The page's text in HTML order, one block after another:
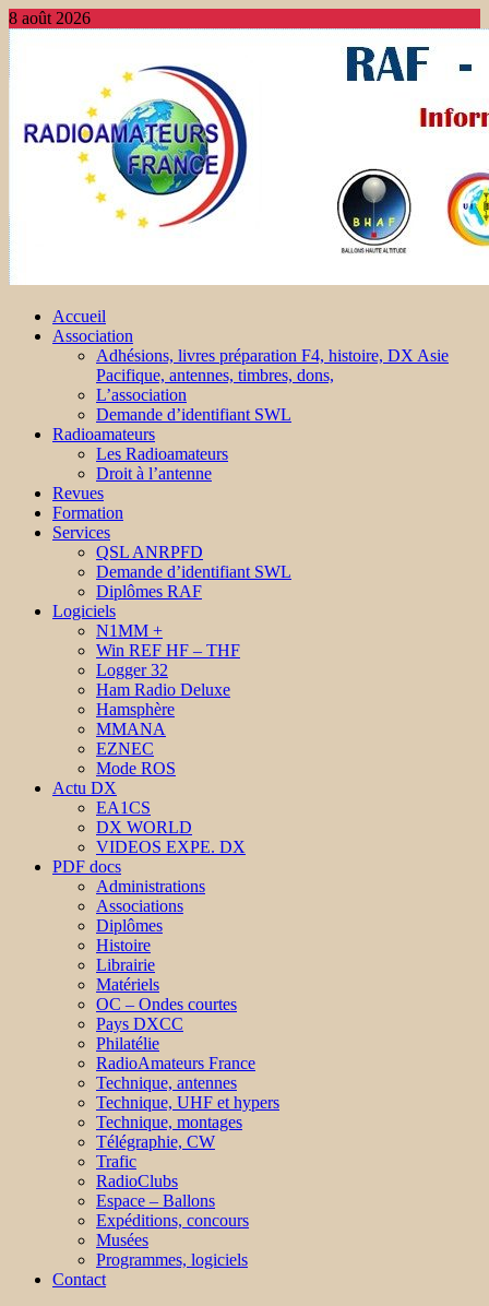
8 août 2026
Accueil
Association
Adhésions, livres préparation F4, histoire, DX Asie
Pacifique, antennes, timbres, dons,
L’association
Demande d’identifiant SWL
Radioamateurs
Les Radioamateurs
Droit à l’antenne
Revues
Formation
Services
QSL ANRPFD
Demande d’identifiant SWL
Diplômes RAF
Logiciels
N1MM +
Win REF HF – THF
Logger 32
Ham Radio Deluxe
Hamsphère
MMANA
EZNEC
Mode ROS
Actu DX
EA1CS
DX WORLD
VIDEOS EXPE. DX
PDF docs
Administrations
Associations
Diplômes
Histoire
Librairie
Matériels
OC – Ondes courtes
Pays DXCC
Philatélie
RadioAmateurs France
Technique, antennes
Technique, UHF et hypers
Technique, montages
Télégraphie, CW
Trafic
RadioClubs
Espace – Ballons
Expéditions, concours
Musées
Programmes, logiciels
Contact